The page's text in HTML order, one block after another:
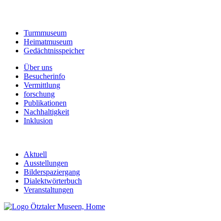
Turmmuseum
Heimatmuseum
Gedächtnisspeicher
Über uns
Besucherinfo
Vermittlung
forschung
Publikationen
Nachhaltigkeit
Inklusion
Aktuell
Ausstellungen
Bilderspaziergang
Dialektwörterbuch
Veranstaltungen